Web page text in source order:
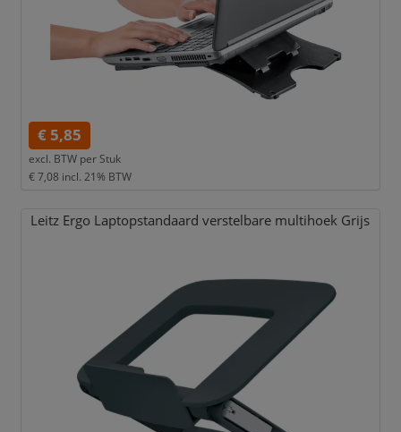
€ 5,85
excl. BTW per Stuk
€ 7,08 incl. 21% BTW
Leitz Ergo Laptopstandaard verstelbare multihoek Grijs